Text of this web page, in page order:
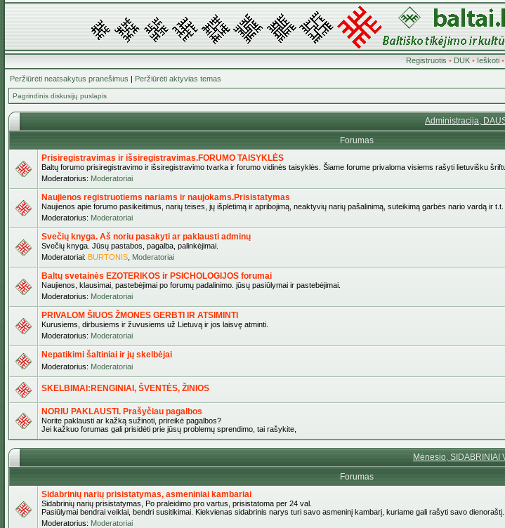
Registruotis • DUK• Ieškoti•
Peržiūrėti neatsakytus pranešimus | Peržiūrėti aktyvias temas
Pagrindinis diskusijų puslapis
Administracija,
Forumas
Prisiregistravimas ir išsiregistravimas.FORUMO TAISYKLĖS
Baltų forumo prisiregistravimo ir išsiregistravimo tvarka ir forumo vidinės taisyklės. Šiame forume privaloma visiems rašyti lietuvišku
Moderatorius: Moderatoriai
Naujienos registruotiems nariams ir naujokams.Prisistatymas
Naujienos apie forumo pasikeitimus, narių teises, jų išplėtimą ir apribojimą, neaktyvių narių pašalinimą, suteikimą garbės nario vardą ir t.t.
Moderatorius: Moderatoriai
Svečių knyga. Aš noriu pasakyti ar paklausti adminų
Svečių knyga. Jūsų pastabos, pagalba, palinkėjimai.
Moderatoriai: BURTONIS Moderatoriai
Baltų svetainės EZOTERIKOS ir PSICHOLOGIJOS forumai
Naujienos, klausimai, pastebėjimai po forumų padalinimo. jūsų pasiūlymai ir pastebėjimai.
Moderatorius: Moderatoriai
PRIVALOM ŠIUOS ŽMONES GERBTI IR ATSIMINTI
Kurusiems, dirbusiems ir žuvusiems už Lietuvą ir jos laisvę atminti.
Moderatorius: Moderatoriai
Nepatikimi šaltiniai ir jų skelbėjai
Moderatorius: Moderatoriai
SKELBIMAI:RENGINIAI, ŠVENTĖS, ŽINIOS
NORIU PAKLAUSTI. Prašyčiau pagalbos
Norite paklausti ar kažką sužinoti, prireikė pagalbos?
Jei kažkuo forumas gali prisidėti prie jūsų problemų sprendimo, tai rašykite,
Mėnesio, SIDABRINIAI
Forumas
Sidabrinių narių prisistatymas, asmeniniai kambariai
Sidabrinių narių prisistatymas, Po praleidimo pro vartus, prisistatoma per 24 val.
Pasiūlymai bendrai veiklai, bendri susitikimai. Kiekvienas sidabrinis narys turi savo asmeninį kambarį, kuriame gali rašyti savo dienoraštį.
Moderatorius: Moderatoriai